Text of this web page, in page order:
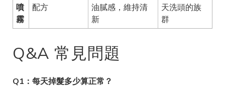
噴
霧
配方
油膩感，維持清
新
天洗頭的族
群
Q&A 常見問題
Q1：每天掉髮多少算正常？